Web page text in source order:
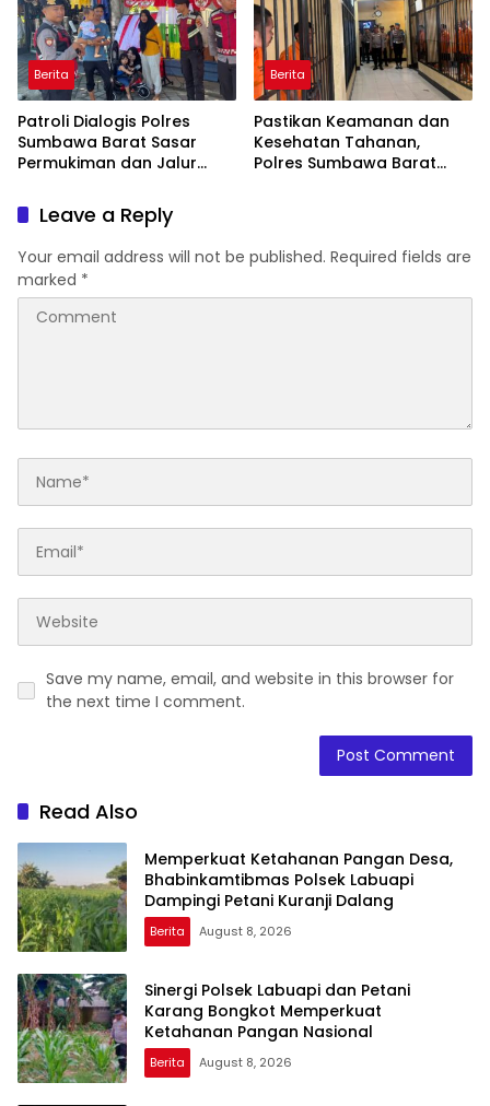
Berita
Patroli Dialogis Polres
Sumbawa Barat Sasar
Permukiman dan Jalur
Tetap Kondusif
Berita
Pastikan Keamanan dan
Kesehatan Tahanan,
Polres Sumbawa Barat
Leave a Reply
Your email address will not be published. Required fields are
marked *
Save my name, email, and website in this browser for
the next time I comment.
Read Also
Memperkuat Ketahanan Pangan Desa,
Bhabinkamtibmas Polsek Labuapi
Dampingi Petani Kuranji Dalang
Berita August 8, 2026
Sinergi Polsek Labuapi dan Petani
Karang Bongkot Memperkuat
Ketahanan Pangan Nasional
Berita August 8, 2026